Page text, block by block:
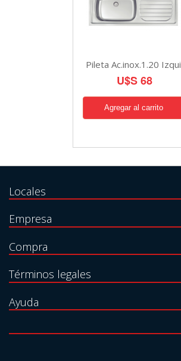
Pileta Ac.inox.1.20 Izqui
U$S 68
Locales
Empresa
Compra
Términos legales
Ayuda